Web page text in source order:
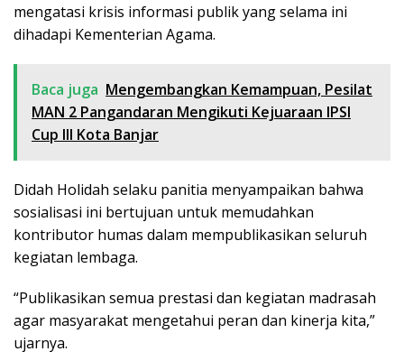
mengatasi krisis informasi publik yang selama ini
dihadapi Kementerian Agama.
Baca juga Mengembangkan Kemampuan, Pesilat
MAN 2 Pangandaran Mengikuti Kejuaraan IPSI
Cup III Kota Banjar
Didah Holidah selaku panitia menyampaikan bahwa
sosialisasi ini bertujuan untuk memudahkan
kontributor humas dalam mempublikasikan seluruh
kegiatan lembaga.
“Publikasikan semua prestasi dan kegiatan madrasah
agar masyarakat mengetahui peran dan kinerja kita,”
ujarnya.